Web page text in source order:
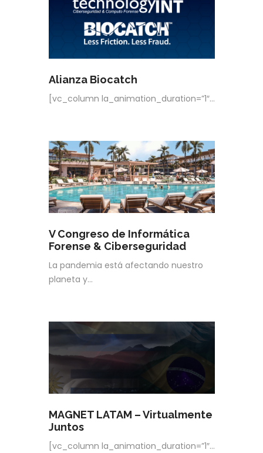
Alianza Biocatch
[vc_column la_animation_duration=”1″…
V Congreso de Informática
Forense & Ciberseguridad
La pandemia está afectando nuestro
planeta y…
MAGNET LATAM – Virtualmente
Juntos
[vc_column la_animation_duration=”1″…